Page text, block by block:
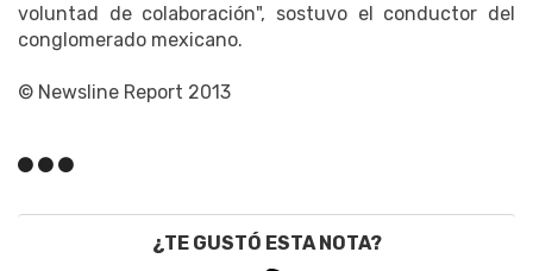
voluntad de colaboración", sostuvo el conductor del
conglomerado mexicano.
© Newsline Report 2013
¿TE GUSTÓ ESTA NOTA?